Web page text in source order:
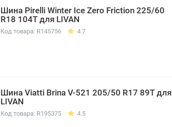
Шина Pirelli Winter Ice Zero Friction 225/60
R18 104T для LIVAN
Код товара: R145756 4.7
Шина Viatti Brina V-521 205/50 R17 89T для
LIVAN
Код товара: R195375 4.5